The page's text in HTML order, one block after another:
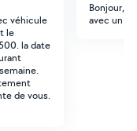
véhicule
le
la date
de vous.
Bonjour,
avec un